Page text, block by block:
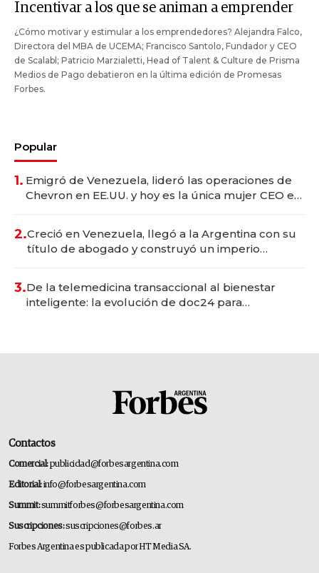
Incentivar a los que se animan a emprender
¿Cómo motivar y estimular a los emprendedores? Alejandra Falco,
Directora del MBA de UCEMA; Francisco Santolo, Fundador y CEO
de Scalabl; Patricio Marzialetti, Head of Talent & Culture de Prisma
Medios de Pago debatieron en la última edición de Promesas
Forbes.
Popular
1. Emigró de Venezuela, lideró las operaciones de
Chevron en EE.UU. y hoy es la única mujer CEO en
2.Creció en Venezuela, llegó a la Argentina con su
título de abogado y construyó un imperio
3.De la telemedicina transaccional al bienestar
inteligente: la evolución de doc24 para
Contactos
Comercial:publicidad@forbesargentina.com
Editorial:info@forbesargentina.com
Summit:summitforbes@forbesargentina.com
Suscripciones:suscripciones@forbes.ar
Forbes Argentina es publicada por HT Media SA.